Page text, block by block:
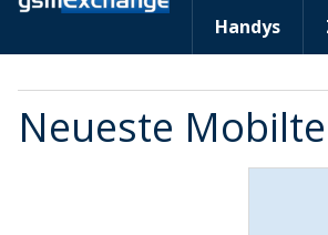
Handys
Neueste